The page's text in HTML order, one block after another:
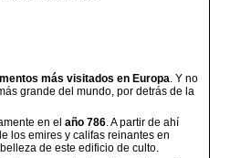
más visitados en Europa . Y no
grande del mundo, por detrás de la
en el año 786. A partir de ahí
los emires y califas reinantes en
de este edificio de culto.